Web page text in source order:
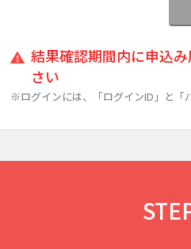
結果確認期間内に申込
さい
※ログインには、「ログインID」と「